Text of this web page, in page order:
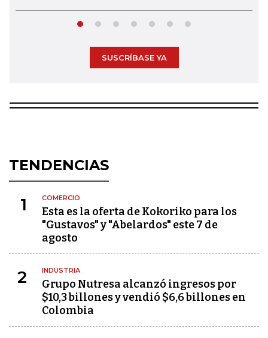
SUSCRÍBASE YA
TENDENCIAS
1 COMERCIO
Esta es la oferta de Kokoriko para los
"Gustavos" y "Abelardos" este 7 de
agosto
2 INDUSTRIA
Grupo Nutresa alcanzó ingresos por
$10,3 billones y vendió $6,6 billones en
Colombia